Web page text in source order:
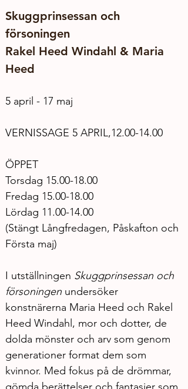
Skuggprinsessan och
försoningen
Rakel Heed Windahl & Maria
Heed
5 april - 17 maj
VERNISSAGE 5 APRIL,12.00-14.00
ÖPPET
Torsdag 15.00-18.00
Fredag 15.00-18.00
Lördag 11.00-14.00
(Stängt Långfredagen, Påskafton och
Första maj)
I utställningen Skuggprinsessan och
försoningen undersöker
konstnärerna Maria Heed och Rakel
Heed Windahl, mor och dotter, de
dolda mönster och arv som genom
generationer format dem som
kvinnor. Med fokus på de drömmar,